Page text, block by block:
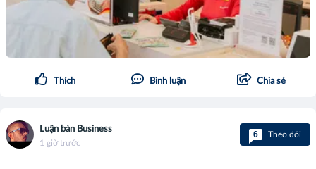
Thích Bình luận Chia sẻ
Luận bàn Business
1 giờ trước
6 Theo dõi